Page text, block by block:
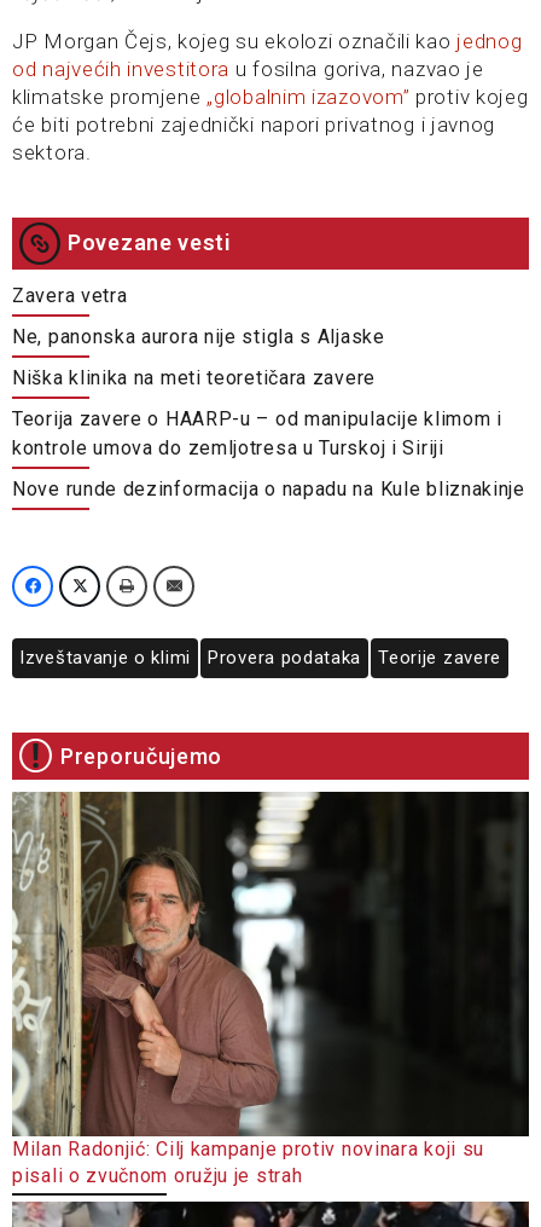
JP Morgan Čejs, kojeg su ekolozi označili kao jednog
od najvećih investitora u fosilna goriva, nazvao je
klimatske promjene „globalnim izazovom” protiv kojeg
će biti potrebni zajednički napori privatnog i javnog
sektora.
Povezane vesti
Zavera vetra
Ne, panonska aurora nije stigla s Aljaske
Niška klinika na meti teoretičara zavere
Teorija zavere o HAARP-u – od manipulacije klimom i
kontrole umova do zemljotresa u Turskoj i Siriji
Nove runde dezinformacija o napadu na Kule bliznakinje
Izveštavanje o klimi Provera podataka Teorije zavere
Preporučujemo
Milan Radonjić: Cilj kampanje protiv novinara koji su
pisali o zvučnom oružju je strah